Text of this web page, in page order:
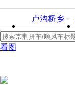
卢沟桥乡
看图